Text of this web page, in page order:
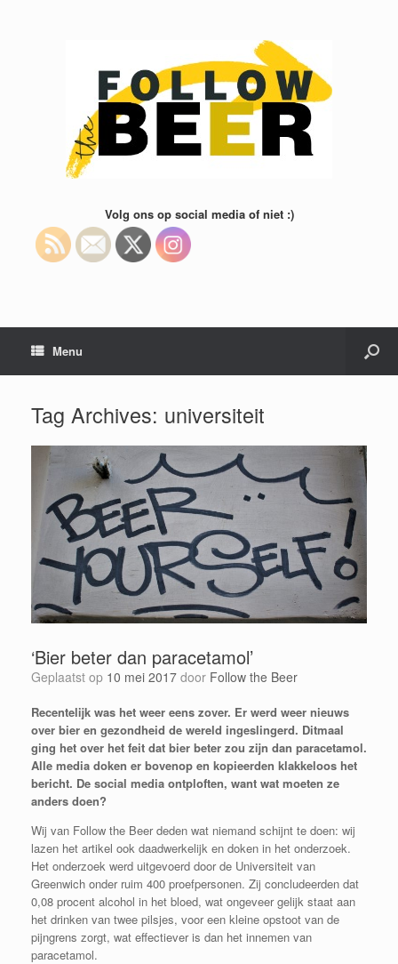
Volg ons op social media of niet :)
Menu
Tag Archives: universiteit
‘Bier beter dan paracetamol’
Geplaatst op 10 mei 2017 door Follow the Beer
Recentelijk was het weer eens zover. Er werd weer nieuws
over bier en gezondheid de wereld ingeslingerd. Ditmaal
ging het over het feit dat bier beter zou zijn dan paracetamol.
Alle media doken er bovenop en kopieerden klakkeloos het
bericht. De social media ontploften, want wat moeten ze
anders doen?
Wij van Follow the Beer deden wat niemand schijnt te doen: wij
lazen het artikel ook daadwerkelijk en doken in het onderzoek.
Het onderzoek werd uitgevoerd door de Universiteit van
Greenwich onder ruim 400 proefpersonen. Zij concludeerden dat
0,08 procent alcohol in het bloed, wat ongeveer gelijk staat aan
het drinken van twee pilsjes, voor een kleine opstoot van de
pijngrens zorgt, wat effectiever is dan het innemen van
paracetamol.